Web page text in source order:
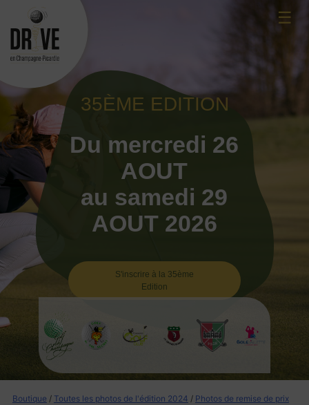
content
☰
35ÈME EDITION
Du mercredi 26
AOUT
au samedi 29
AOUT 2026
S'inscrire à la 35ème
Edition
Boutique / Toutes les photos de l'édition 2024 / Photos de remise de prix